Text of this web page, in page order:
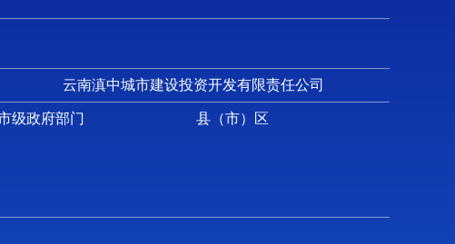
云南滇中城市建设投资开发有限责任公司
级政府部门 县（市）区